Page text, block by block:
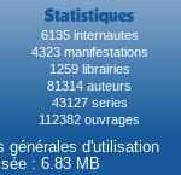
Statistiques
6135 internautes
4323 manifestations
1259 librairies
81314 auteurs
43127 series
112382 ouvrages
générales d'utilisation
: 6.83 MB